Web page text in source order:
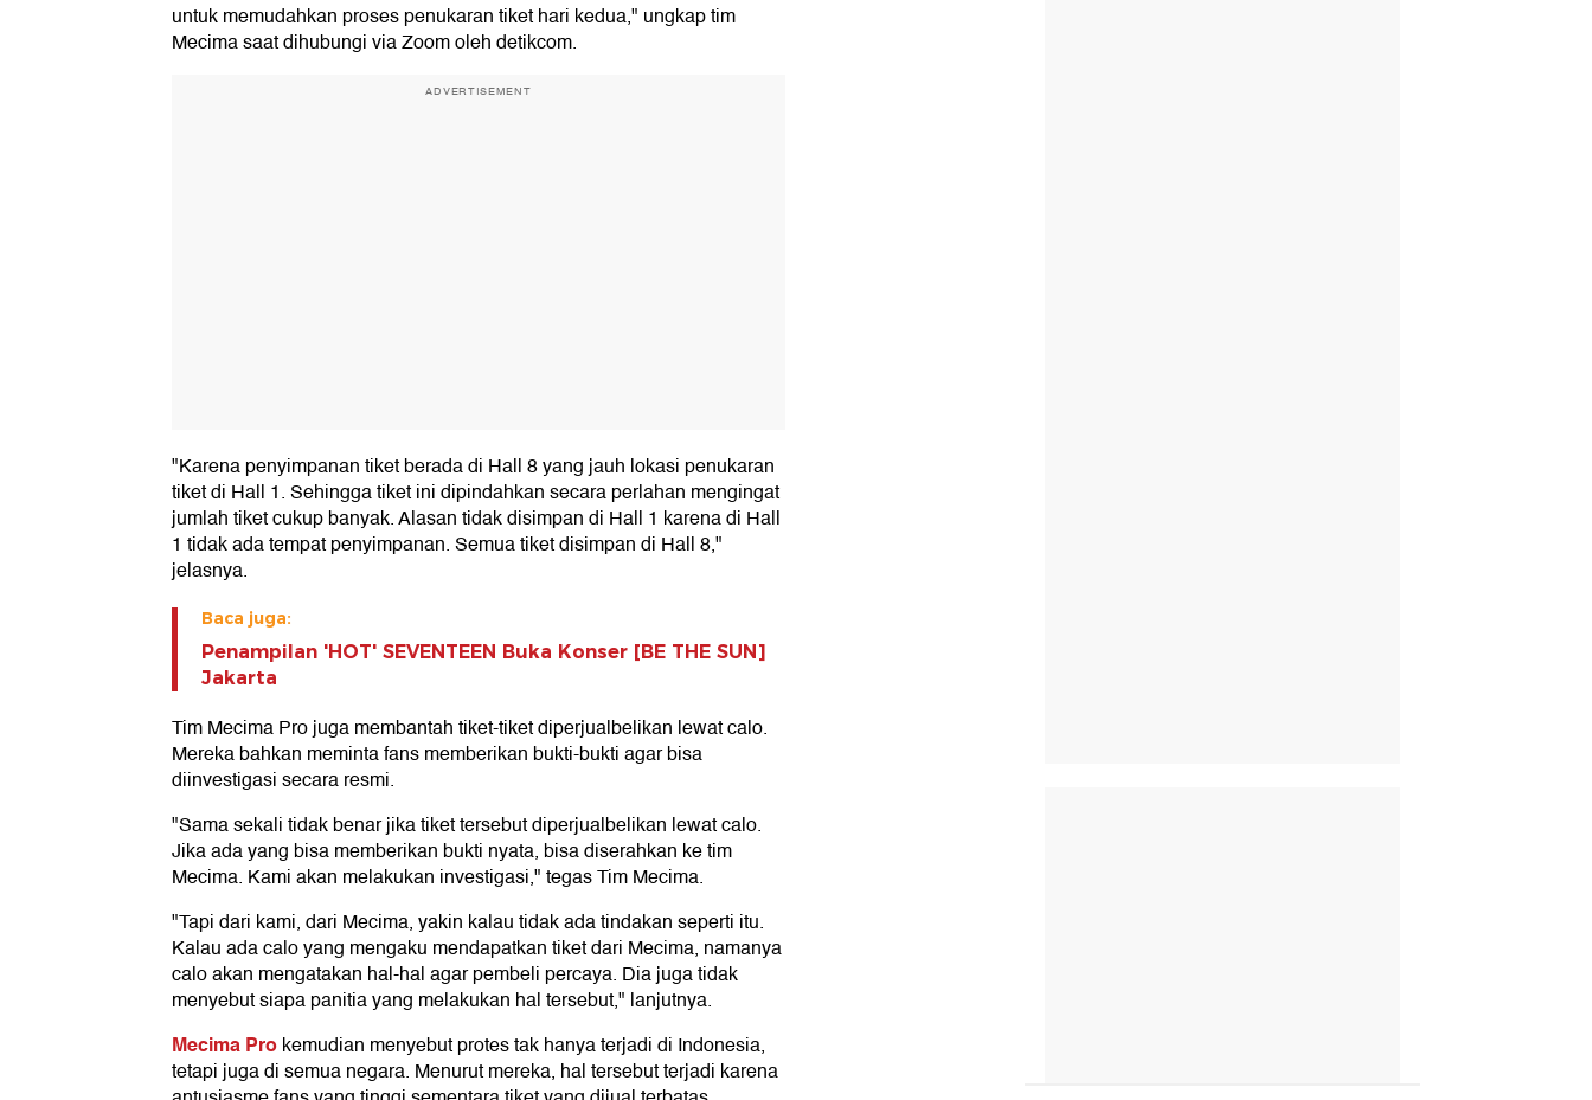
untuk memudahkan proses penukaran tiket hari kedua," ungkap tim
Mecima saat dihubungi via Zoom oleh detikcom.
ADVERTISEMENT
"Karena penyimpanan tiket berada di Hall 8 yang jauh lokasi penukaran
tiket di Hall 1. Sehingga tiket ini dipindahkan secara perlahan mengingat
jumlah tiket cukup banyak. Alasan tidak disimpan di Hall 1 karena di Hall
1 tidak ada tempat penyimpanan. Semua tiket disimpan di Hall 8,"
jelasnya.
Baca juga:
Penampilan 'HOT' SEVENTEEN Buka Konser [BE THE SUN]
Jakarta
Tim Mecima Pro juga membantah tiket-tiket diperjualbelikan lewat calo.
Mereka bahkan meminta fans memberikan bukti-bukti agar bisa
diinvestigasi secara resmi.
"Sama sekali tidak benar jika tiket tersebut diperjualbelikan lewat calo.
Jika ada yang bisa memberikan bukti nyata, bisa diserahkan ke tim
Mecima. Kami akan melakukan investigasi," tegas Tim Mecima.
"Tapi dari kami, dari Mecima, yakin kalau tidak ada tindakan seperti itu.
Kalau ada calo yang mengaku mendapatkan tiket dari Mecima, namanya
calo akan mengatakan hal-hal agar pembeli percaya. Dia juga tidak
menyebut siapa panitia yang melakukan hal tersebut," lanjutnya.
Mecima Prokemudian menyebut protes tak hanya terjadi di Indonesia,
tetapi juga di semua negara. Menurut mereka, hal tersebut terjadi karena